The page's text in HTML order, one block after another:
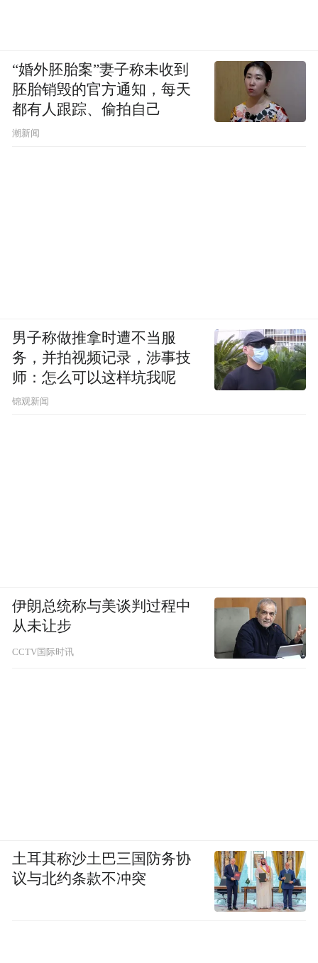
“婚外胚胎案”妻子称未收到
胚胎销毁的官方通知，每天
都有人跟踪、偷拍自己
潮新闻
男子称做推拿时遭不当服
务，并拍视频记录，涉事技
师：怎么可以这样坑我呢
锦观新闻
伊朗总统称与美谈判过程中
从未让步
CCTV国际时讯
土耳其称沙土巴三国防务协
议与北约条款不冲突